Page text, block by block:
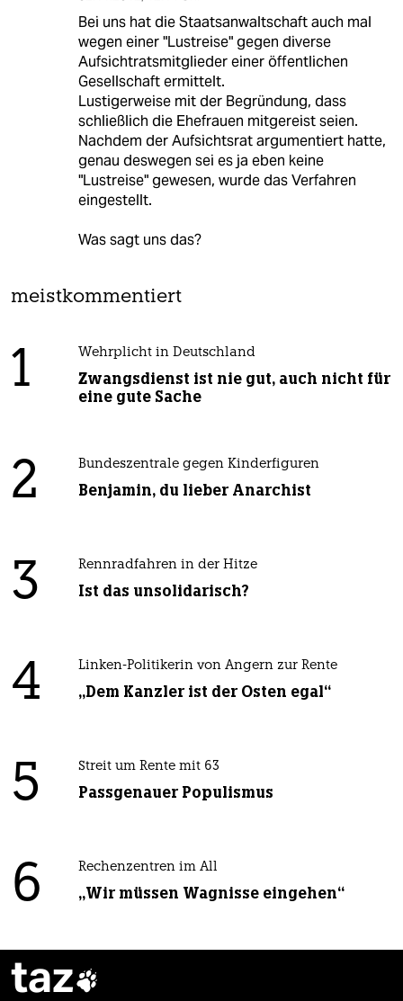
Bei uns hat die Staatsanwaltschaft auch mal
wegen einer "Lustreise" gegen diverse
Aufsichtratsmitglieder einer öffentlichen
Gesellschaft ermittelt.
Lustigerweise mit der Begründung, dass
schließlich die Ehefrauen mitgereist seien.
Nachdem der Aufsichtsrat argumentiert hatte,
genau deswegen sei es ja eben keine
"Lustreise" gewesen, wurde das Verfahren
eingestellt.
Was sagt uns das?
meistkommentiert
1 Wehrplicht in Deutschland
Zwangsdienst ist nie gut, auch nicht für
eine gute Sache
2 Bundeszentrale gegen Kinderfiguren
Benjamin, du lieber Anarchist
3 Rennradfahren in der Hitze
Ist das unsolidarisch?
4 Linken-Politikerin von Angern zur Rente
„Dem Kanzler ist der Osten egal“
5 Streit um Rente mit 63
Passgenauer Populismus
6 Rechenzentren im All
„Wir müssen Wagnisse eingehen“
taz